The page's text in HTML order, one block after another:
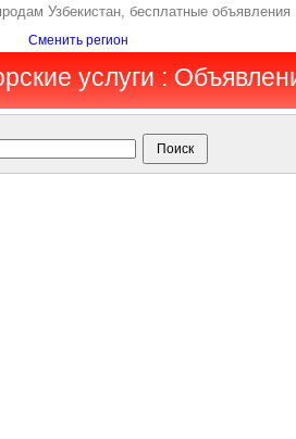
Узбекистан, бесплатные объявления
Сменить регион
услуги :